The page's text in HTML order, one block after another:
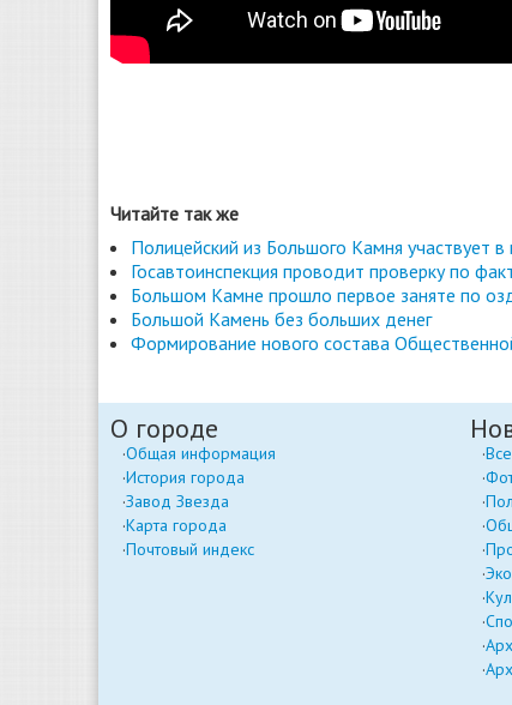
Читайте так же
Полицейский из Большого Камня участвует
Госавтоинспекция проводит проверку по
Большом Камне прошло первое заняте по
Большой Камень без больших денег
Формирование нового состава
О городе
Общая информация
История города
Завод Звезда
Карта города
Почтовый индекс